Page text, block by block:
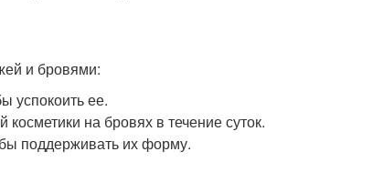
и бровями:
успокоить ее.
на бровях в течение суток.
поддерживать их форму.